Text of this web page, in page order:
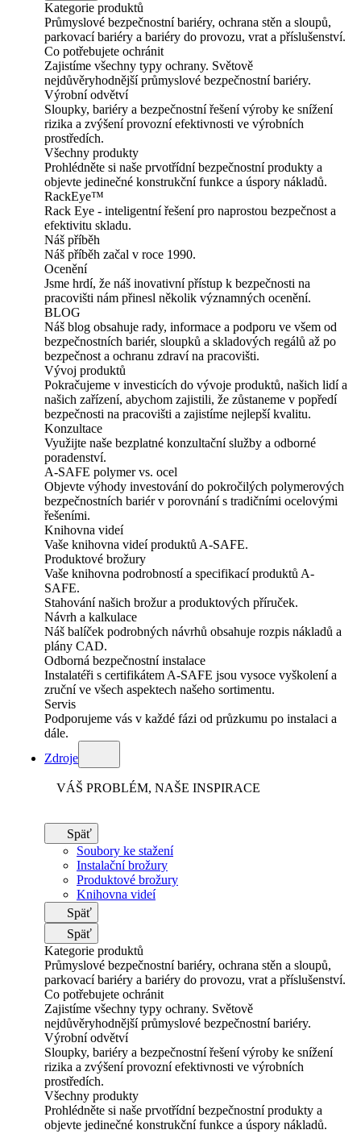
Kategorie produktů
Průmyslové bezpečnostní bariéry, ochrana stěn a sloupů,
parkovací bariéry a bariéry do provozu, vrat a příslušenství.
Co potřebujete ochránit
Zajistíme všechny typy ochrany. Světově
nejdůvěryhodnější průmyslové bezpečnostní bariéry.
Výrobní odvětví
Sloupky, bariéry a bezpečnostní řešení výroby ke snížení
rizika a zvýšení provozní efektivnosti ve výrobních
prostředích.
Všechny produkty
Prohlédněte si naše prvotřídní bezpečnostní produkty a
objevte jedinečné konstrukční funkce a úspory nákladů.
RackEye™
Rack Eye - inteligentní řešení pro naprostou bezpečnost a
efektivitu skladu.
Náš příběh
Náš příběh začal v roce 1990.
Ocenění
Jsme hrdí, že náš inovativní přístup k bezpečnosti na
pracovišti nám přinesl několik významných ocenění.
BLOG
Náš blog obsahuje rady, informace a podporu ve všem od
bezpečnostních bariér, sloupků a skladových regálů až po
bezpečnost a ochranu zdraví na pracovišti.
Vývoj produktů
Pokračujeme v investicích do vývoje produktů, našich lidí a
našich zařízení, abychom zajistili, že zůstaneme v popředí
bezpečnosti na pracovišti a zajistíme nejlepší kvalitu.
Konzultace
Využijte naše bezplatné konzultační služby a odborné
poradenství.
A-SAFE polymer vs. ocel
Objevte výhody investování do pokročilých polymerových
bezpečnostních bariér v porovnání s tradičními ocelovými
řešeními.
Knihovna videí
Vaše knihovna videí produktů A-SAFE.
Produktové brožury
Vaše knihovna podrobností a specifikací produktů A-
SAFE.
Stahování našich brožur a produktových příruček.
Návrh a kalkulace
Náš balíček podrobných návrhů obsahuje rozpis nákladů a
plány CAD.
Odborná bezpečnostní instalace
Instalatéři s certifikátem A-SAFE jsou vysoce vyškolení a
zruční ve všech aspektech našeho sortimentu.
Servis
Podporujeme vás v každé fázi od průzkumu po instalaci a
dále.
Zdroje
VÁŠ PROBLÉM, NAŠE INSPIRACE
Späť
Soubory ke stažení
Instalační brožury
Produktové brožury
Knihovna videí
Späť
Späť
Kategorie produktů
Průmyslové bezpečnostní bariéry, ochrana stěn a sloupů,
parkovací bariéry a bariéry do provozu, vrat a příslušenství.
Co potřebujete ochránit
Zajistíme všechny typy ochrany. Světově
nejdůvěryhodnější průmyslové bezpečnostní bariéry.
Výrobní odvětví
Sloupky, bariéry a bezpečnostní řešení výroby ke snížení
rizika a zvýšení provozní efektivnosti ve výrobních
prostředích.
Všechny produkty
Prohlédněte si naše prvotřídní bezpečnostní produkty a
objevte jedinečné konstrukční funkce a úspory nákladů.